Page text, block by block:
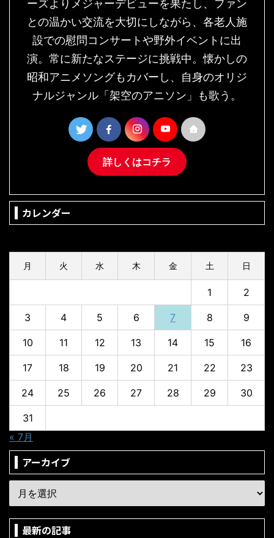
ーズよりメジャーデビューを果たし、ファン
との温かい交流を大切にしながら、各老人施
設での慰問コンサートや野外イベントに出
演。常に新たなステージに挑戦中。懐かしの
昭和アニメソングもカバーし、自身のオリジ
ナルジャンル「架空のアニソン」も歌う。
詳しくはコチラ
カレンダー
月 火 水 木 金 土 日
1 2
3 4 5 6 7 8 9
10 11 12 13 14 15 16
17 18 19 20 21 22 23
24 25 26 27 28 29 30
31
« 7月
アーカイブ
最新の記事